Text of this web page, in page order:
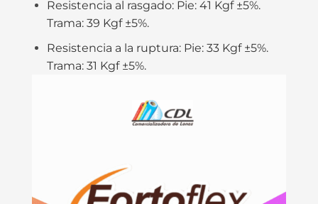
Resistencia al rasgado: Pie: 41 Kgf ±5%.
Trama: 39 Kgf ±5%.
Resistencia a la ruptura: Pie: 33 Kgf ±5%.
Trama: 31 Kgf ±5%.